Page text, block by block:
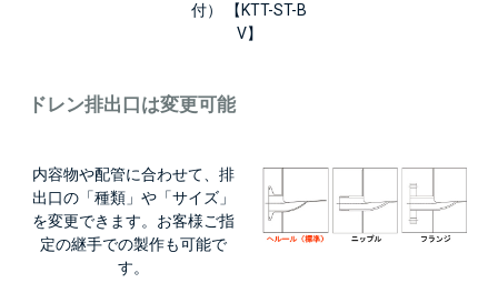
付） 【KTT-ST-B
V】
ドレン排出口は変更可能
内容物や配管に合わせて、排
出口の「種類」や「サイズ」
を変更できます。お客様ご指
定の継手での製作も可能で
す。